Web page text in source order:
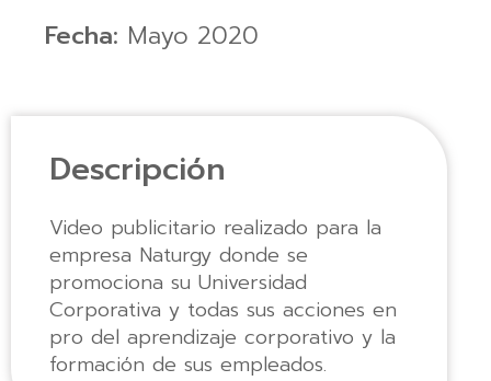
Fecha: Mayo 2020
Descripción
Video publicitario realizado para la
empresa Naturgy donde se
promociona su Universidad
Corporativa y todas sus acciones en
pro del aprendizaje corporativo y la
formación de sus empleados.